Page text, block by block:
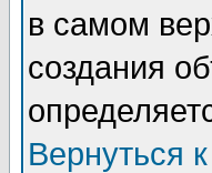
в самом
создания
Вернуться